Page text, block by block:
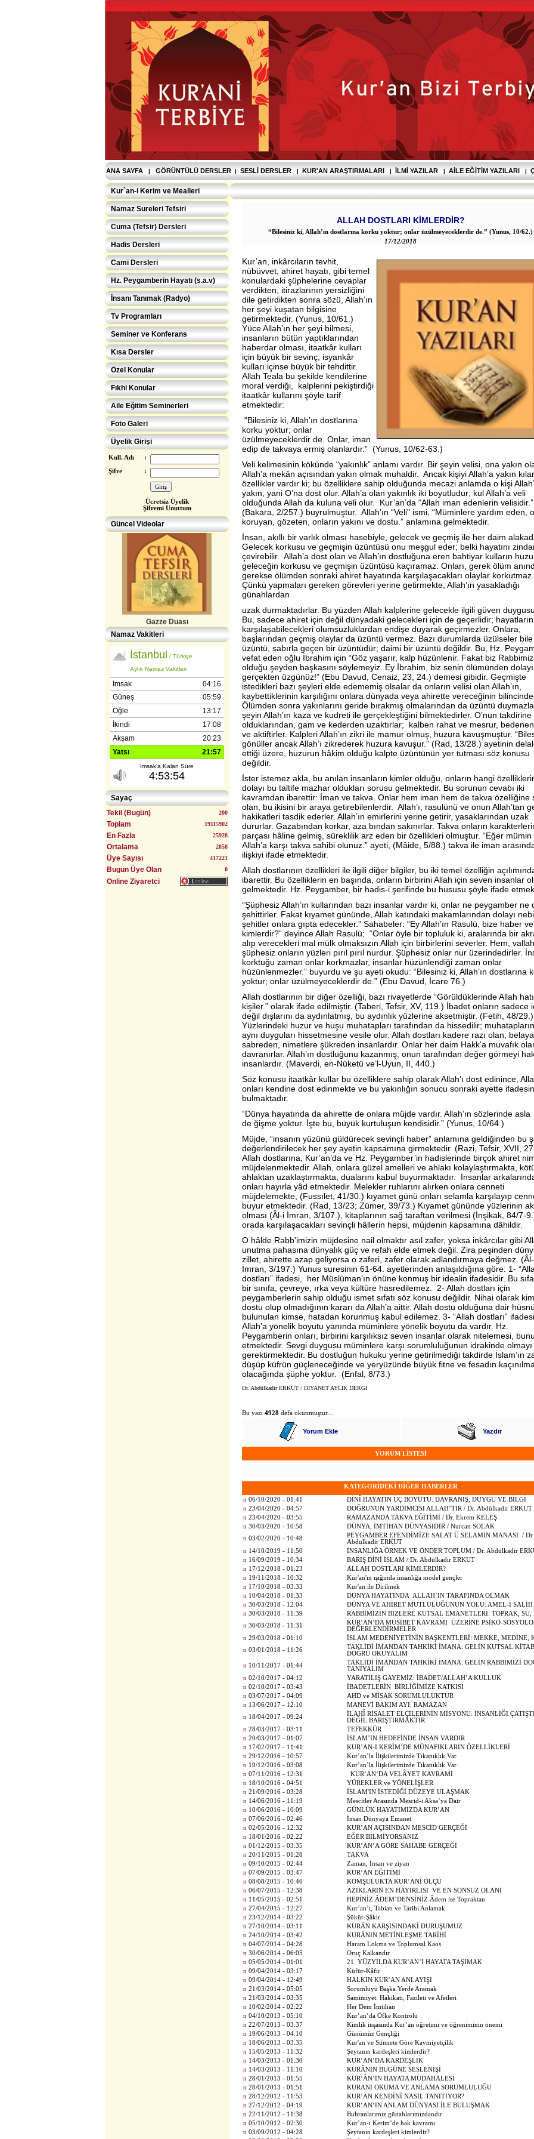
ANA SAYFA| GÖRÜNTÜLÜ DERSLER| SESLI DERSLER | KUR'AN ARAŞTIRMALARI | İLMI YAZILAR | AILE EĞITIM YAZILARI |
Kur`an-i Kerim ve Mealleri
Namaz Sureleri Tefsiri
Cuma (Tefsir) Dersleri
Hadis Dersleri
Cami Dersleri
Hz. Peygamberin Hayatı (s.a.v)
İnsanı Tanımak (Radyo)
Tv Programları
Seminer ve Konferans
Kısa Dersler
Özel Konular
Fıkhi Konular
Aile Eğitim Seminerleri
Foto Galeri
Üyelik Girişi
Kull. Adı :
Şifre :
Ücretsiz Üyelik
Şifremi Unuttum
Güncel Videolar
Eğitimcilere ÖZEL
Gazze Duası
Gençlerle İletişim (Günışığı-
Reşitpaşa​) Abdülhamit Kahraman
Uyumlu Evlilik Yöntemi (Bulgurlu)
Namaz Vakitleri
Sayaç
Tekil (Bugün)
200
Toplam 19115902
En Fazla 25928
Ortalama 2858
Üye Sayısı 417221
Bugün Üye Olan 0
Online Ziyaretci
ALLAH DOSTLARI KİMLERDİR?
“Bilesiniz ki, Allah’ın dostlarına korku yoktur; onlar üzülmeyeceklerdir de.” (Yunus, 10/62.)
17/12/2018
Kur’an, inkârcıların tevhit,
nübüvvet, ahiret hayatı, gibi temel
konulardaki şüphelerine cevaplar
verdikten, itirazlarının yersizliğini
dile getirdikten sonra sözü, Allah’ın
her şeyi kuşatan bilgisine
getirmektedir. (Yunus, 10/61.)
Yüce Allah’ın her şeyi bilmesi,
insanların bütün yaptıklarından
haberdar olması, itaatkâr kulları
için büyük bir sevinç, isyankâr
kulları içinse büyük bir tehdittir.
Allah Teala bu şekilde kendilerine
moral verdiği, kalplerini pekiştirdiği
itaatkâr kullarını şöyle tarif
etmektedir:
“Bilesiniz ki, Allah’ın dostlarına
korku yoktur; onlar
üzülmeyeceklerdir de. Onlar, iman
edip de takvaya ermiş olanlardır.” (Yunus, 10/62-63.)
Veli kelimesinin kökünde “yakınlık” anlamı vardır. Bir şeyin velisi, ona yakın
Allah’a mekân açısından yakın olmak muhaldir. Ancak kişiyi Allah’a yakın
özellikler vardır ki; bu özelliklere sahip olduğunda mecazi anlamda o kişi
yakın, yani O’na dost olur. Allah’a olan yakınlık iki boyutludur; kul Allah’a veli
olduğunda Allah da kuluna veli olur. Kur’an’da “Allah iman edenlerin velisidir.”
(Bakara, 2/257.) buyrulmuştur. Allah’ın “Veli” ismi, “Müminlere yardım eden,
koruyan, gözeten, onların yakını ve dostu.” anlamına gelmektedir.
İnsan, akıllı bir varlık olması hasebiyle, gelecek ve geçmiş ile her daim
Gelecek korkusu ve geçmişin üzüntüsü onu meşgul eder; belki hayatını
çevirebilir. Allah’a dost olan ve Allah’ın dostluğuna eren bahtiyar kulların
geleceğin korkusu ve geçmişin üzüntüsü kaçıramaz. Onları, gerek ölüm
gerekse ölümden sonraki ahiret hayatında karşılaşacakları olaylar korkutmaz.
Çünkü yapmaları gereken görevleri yerine getirmekte, Allah’ın yasakladığı
günahlardan
uzak durmaktadırlar. Bu yüzden Allah kalplerine gelecekle ilgili güven
Bu, sadece ahiret için değil dünyadaki gelecekleri için de geçerlidir;
karşılaşabilecekleri olumsuzluklardan endişe duyarak geçirmezler. Onlara,
başlarından geçmiş olaylar da üzüntü vermez. Bazı durumlarda üzülseler
üzüntü, sabırla geçen bir üzüntüdür; daimi bir üzüntü değildir. Bu, Hz.
vefat eden oğlu İbrahim için “Göz yaşarır, kalp hüzünlenir. Fakat biz
olduğu şeyden başkasını söylemeyiz. Ey İbrahim, biz senin ölümünden dolayı
gerçekten üzgünüz!” (Ebu Davud, Cenaiz, 23, 24.) demesi gibidir. Geçmişte
istedikleri bazı şeyleri elde edememiş olsalar da onların velisi olan Allah’ın,
kaybettiklerinin karşılığını onlara dünyada veya ahirette vereceğinin
Ölümden sonra yakınlarını geride bırakmış olmalarından da üzüntü
şeyin Allah’ın kaza ve kudreti ile gerçekleştiğini bilmektedirler. O’nun takdirine
olduklarından, gam ve kederden uzaktırlar; kalben rahat ve mesrur, bedenen
ve aktiftirler. Kalpleri Allah’ın zikri ile mamur olmuş, huzura kavuşmuştur.
gönüller ancak Allah’ı zikrederek huzura kavuşur.” (Rad, 13/28.) ayetinin
ettiği üzere, huzurun hâkim olduğu kalpte üzüntünün yer tutması söz konusu
değildir.
İster istemez akla, bu anılan insanların kimler olduğu, onların hangi
dolayı bu taltife mazhar oldukları sorusu gelmektedir. Bu sorunun cevabı iki
kavramdan ibarettir: İman ve takva. Onlar hem iman hem de takva özelliğine
olan, bu ikisini bir araya getirebilenlerdir. Allah’ı, rasulünü ve onun Allah’tan
hakikatleri tasdik ederler. Allah’ın emirlerini yerine getirir, yasaklarından uzak
dururlar. Gazabından korkar, aza bından sakınırlar. Takva onların
parçası hâline gelmiş, süreklilik arz eden bir özellikleri olmuştur. “Eğer mümin
Allah’a karşı takva sahibi olunuz.” ayeti, (Mâide, 5/88.) takva ile iman
ilişkiyi ifade etmektedir.
Allah dostlarının özellikleri ile ilgili diğer bilgiler, bu iki temel özelliğin
ibarettir. Bu özelliklerin en başında, onların birbirini Allah için seven insanlar
gelmektedir. Hz. Peygamber, bir hadis-i şerifinde bu hususu şöyle ifade
“Şüphesiz Allah’ın kullarından bazı insanlar vardır ki, onlar ne peygamber ne
şehittirler. Fakat kıyamet gününde, Allah katındaki makamlarından dolayı
şehitler onlara gıpta edecekler.” Sahabeler: “Ey Allah’ın Rasulü, bize haber
kimlerdir?” deyince Allah Rasulü; “Onlar öyle bir topluluk ki, aralarında bir
alıp verecekleri mal mülk olmaksızın Allah için birbirlerini severler. Hem,
şüphesiz onların yüzleri pırıl pırıl nurdur. Şüphesiz onlar nur üzerindedirler.
korktuğu zaman onlar korkmazlar, insanlar hüzünlendiği zaman onlar
hüzünlenmezler.” buyurdu ve şu ayeti okudu: “Bilesiniz ki, Allah’ın dostlarına
yoktur; onlar üzülmeyeceklerdir de.” (Ebu Davud, İcare 76.)
Allah dostlarının bir diğer özelliği, bazı rivayetlerde “Görüldüklerinde Allah
kişiler.” olarak ifade edilmiştir. (Taberi, Tefsir, XV, 119.) İbadet onların sadece
değil dışlarını da aydınlatmış, bu aydınlık yüzlerine aksetmiştir. (Fetih, 48/29.)
Yüzlerindeki huzur ve huşu muhatapları tarafından da hissedilir;
aynı duyguları hissetmesine vesile olur. Allah dostları kadere razı olan, belaya
sabreden, nimetlere şükreden insanlardır. Onlar her daim Hakk’a muvafık
davranırlar. Allah’ın dostluğunu kazanmış, onun tarafından değer görmeyi
insanlardır. (Maverdi, en-Nüketü ve’l-Uyun, II, 440.)
Söz konusu itaatkâr kullar bu özelliklere sahip olarak Allah’ı dost edinince,
onları kendine dost edinmekte ve bu yakınlığın sonucu sonraki ayette
bulmaktadır.
“Dünya hayatında da ahirette de onlara müjde vardır. Allah’ın sözlerinde asla
de ğişme yoktur. İşte bu, büyük kurtuluşun kendisidir.” (Yunus, 10/64.)
Müjde, “insanın yüzünü güldürecek sevinçli haber” anlamına geldiğinden bu
değerlendirilecek her şey ayetin kapsamına girmektedir. (Razi, Tefsir, XVII,
Allah dostlarına, Kur’an’da ve Hz. Peygamber’in hadislerinde birçok ahiret
müjdelenmektedir. Allah, onlara güzel amelleri ve ahlakı kolaylaştırmakta,
ahlaktan uzaklaştırmakta, dualarını kabul buyurmaktadır. İnsanlar
onları hayırla yâd etmektedir. Melekler ruhlarını alırken onlara cenneti
müjdelemekte, (Fussılet, 41/30.) kıyamet günü onları selamla karşılayıp
buyur etmektedir. (Rad, 13/23; Zümer, 39/73.) Kıyamet gününde yüzlerinin ak
olması (Âl-i İmran, 3/107.), kitaplarının sağ taraftan verilmesi (İnşikak, 84/7-
orada karşılaşacakları sevinçli hâllerin hepsi, müjdenin kapsamına dâhildir.
O hâlde Rabb'imizin müjdesine nail olmaktır asıl zafer, yoksa inkârcılar gibi
unutma pahasına dünyalık güç ve refah elde etmek değil. Zira peşinden
zillet, ahirette azap geliyorsa o zaferi, zafer olarak adlandırmaya değmez.
İmran, 3/197.) Yunus suresinin 61-64. ayetlerinden anlaşıldığına göre: 1-
dostları” ifadesi, her Müslüman’ın önüne konmuş bir idealin ifadesidir. Bu
bir sınıfa, çevreye, ırka veya kültüre hasredilemez. 2- Allah dostları için
peygamberlerin sahip olduğu ismet sıfatı söz konusu değildir. Nihai olarak
dostu olup olmadığının kararı da Allah’a aittir. Allah dostu olduğuna dair
bulunulan kimse, hatadan korunmuş kabul edilemez. 3- “Allah dostları”
Allah’a yönelik boyutu yanında müminlere yönelik boyutu da vardır. Hz.
Peygamberin onları, birbirini karşılıksız seven insanlar olarak nitelemesi,
etmektedir. Sevgi duygusu müminlere karşı sorumluluğunun idrakinde olmayı
gerektirmektedir. Bu dostluğun hukuku yerine getirilmediği takdirde İslam’ın
düşüp küfrün güçleneceğinde ve yeryüzünde büyük fitne ve fesadın
olacağında şüphe yoktur. (Enfal, 8/73.)
Dr. Abdülkadir ERKUT / DİYANET AYLIK DERGİ
Bu yazı 4928defa okunmuştur...
Yorum Ekle Yazdır
YORUM LİSTESİ
KATEGORİDEKİ DİĞER HABERLER
n 06/10/2020 - 01:41
DİNÎ HAYATIN ÜÇ BOYUTU: DAVRANIŞ, DUYGU VE BİLGİ
n 23/04/2020 - 04:57
DOĞRUNUN YARDIMCISI ALLAH’TIR / Dr. Abdülkadir ERKUT
n 23/04/2020 - 03:55
RAMAZANDA TAKVA EĞİTİMİ / Dr. Ekrem KELEŞ
n 30/03/2020 - 10:58
DÜNYA, İMTİHAN DÜNYASIDIR / Nurcan SOLAK
n 03/02/2020 - 10:48
PEYGAMBER EFENDİMİZE SALAT Ü SELAMIN MANASI / Dr.
Abdülkadir ERKUT
n 14/10/2019 - 11:50
İNSANLIĞA ÖRNEK VE ÖNDER TOPLUM / Dr. Abdülkadir
n 16/09/2019 - 10:34
BARIŞ DİNİ İSLAM / Dr. Abdülkadir ERKUT
n 17/12/2018 - 01:23
ALLAH DOSTLARI KİMLERDİR?
n 19/11/2018 - 10:32
Kur'an'ın ışığında insanlığa model gençler
n 17/10/2018 - 03:33
Kur'an ile Dirilmek
n 10/04/2018 - 01:33
DÜNYA HAYATINDA ALLAH’IN TARAFINDA OLMAK
n 30/03/2018 - 12:04
DÜNYA VE AHİRET MUTLULUĞUNUN YOLU: AMEL-İ SALİH
n 30/03/2018 - 11:39
RABBİMİZİN BİZLERE KUTSAL EMANETLERİ: TOPRAK, SU,
n 30/03/2018 - 11:31
KUR’AN’DA MUSİBET KAVRAMI ÜZERİNE PSİKO-
DEĞERLENDİRMELER
n 29/03/2018 - 01:10
İSLAM MEDENİYETİNİN BAŞKENTLERİ: MEKKE, MEDİNE,
n 03/01/2018 - 11:26
TAKLİDİ İMANDAN TAHKİKİ İMANA; GELİN KUTSAL
DOĞRU OKUYALIM
n 10/11/2017 - 01:44
TAKLİDİ İMANDAN TAHKİKİ İMANA: GELİN RABBİMİZİ
TANIYALIM
n 02/10/2017 - 04:12
YARATILIŞ GAYEMİZ: İBADET/ALLAH’A KULLUK
n 02/10/2017 - 03:43
İBADETLERİN BİRLİĞİMİZE KATKISI
n 03/07/2017 - 04:09
AHD ve MİSAK SORUMLULUKTUR
n 13/06/2017 - 12:10
MANEVİ BAKIM AYI: RAMAZAN
n 18/04/2017 - 09:24
İLAHÎ RİSALET ELÇİLERİNİN MİSYONU: İNSANLIĞI
DEĞİL BARIŞTIRMAKTIR
n 28/03/2017 - 03:11
TEFEKKÜR
n 20/03/2017 - 01:07
İSLAM’IN HEDEFİNDE İNSAN VARDIR
n 17/02/2017 - 11:41
KUR’AN-I KERİM’DE MÜNAFIKLARIN ÖZELLİKLERİ
n 29/12/2016 - 10:57
Kur’an’la İlişkilerimizde Tıkanıklık Var
n 19/12/2016 - 03:08
Kur’an’la İlişkilerimizde Tıkanıklık Var
n 07/11/2016 - 12:31
KUR’AN’DA VELÂYET KAVRAMI
n 18/10/2016 - 04:51
YÜREKLER ve YÖNELİŞLER
n 21/09/2016 - 03:28
İSLAM'IN İSTEDİĞİ DÜZEYE ULAŞMAK
n 14/06/2016 - 11:19
Mescitler Arasında Mescid-i Aksa’ya Dair
n 10/06/2016 - 10:09
GÜNLÜK HAYATIMIZDA KUR’AN
n 07/06/2016 - 02:46
İnsan Dünyaya Emanet
n 02/05/2016 - 12:32
KUR’AN AÇISINDAN MESCİD GERÇEĞİ
n 18/01/2016 - 02:22
EĞER BİLMİYORSANIZ
n 01/12/2015 - 03:35
KUR’AN’A GÖRE SAHABE GERÇEĞİ
n 20/11/2015 - 01:28
TAKVA
n 09/10/2015 - 02:44
Zaman, İnsan ve ziyan
n 07/09/2015 - 03:47
KUR’AN EĞİTİMİ
n 08/08/2015 - 10:46
KOMŞULUKTA KUR’ANİ ÖLÇÜ
n 06/07/2015 - 12:38
AZIKLARIN EN HAYIRLISI VE EN SONSUZ OLANI
n 11/05/2015 - 02:51
HEPİNİZ ÂDEM’DENSİNİZ Âdem ise Topraktan
n 27/04/2015 - 12:27
Kur’an’ı, Tabiatı ve Tarihi Anlamak
n 23/12/2014 - 03:22
Şükür-Şâkir
n 27/10/2014 - 03:11
KURÂN KARŞISINDAKİ DURUŞUMUZ
n 24/10/2014 - 03:42
KURÂNIN METİNLEŞME TARİHİ
n 04/07/2014 - 04:28
Haram Lokma ve Toplumsal Kaos
n 30/06/2014 - 06:05
Oruç Kalkandır
n 05/05/2014 - 01:01
21. YÜZYILDA KUR’AN’I HAYATA TAŞIMAK
n 09/04/2014 - 03:17
Küfür-Kâfir
n 09/04/2014 - 12:49
HALKIN KUR’AN ANLAYIŞI
n 21/03/2014 - 05:05
Sorumluyu Başka Yerde Aramak
n 21/03/2014 - 03:35
Samimiyet: Hakikati, Fazileti ve Afetleri
n 10/02/2014 - 02:22
Her Dem İmtihan
n 04/10/2013 - 05:10
Kur’an’da Öfke Kontrolü
n 22/07/2013 - 03:37
Kimlik inşasında Kur’an öğretimi ve öğreniminin önemi
n 19/06/2013 - 04:10
Günümüz Gençliği
n 18/06/2013 - 03:35
Kur'an ve Sünnete Göre Kavmiyetçilik
n 15/05/2013 - 11:32
Şeytanın kardeşleri kimlerdir?
n 14/03/2013 - 01:30
KUR’AN’DA KARDEŞLİK
n 14/03/2013 - 11:10
KURÂNIN BUGÜNE SESLENİŞİ
n 28/01/2013 - 01:55
KUR’ÂN’IN HAYATA MÜDAHALESİ
n 28/01/2013 - 01:51
KURANI OKUMA VE ANLAMA SORUMLULUĞU
n 28/12/2012 - 11:53
KUR’AN KENDİNİ NASIL TANITIYOR?
n 27/12/2012 - 04:19
KUR‘AN‘IN ANLAM DÜNYASI İLE BULUŞMAK
n 22/11/2012 - 11:38
Buhranlarımız günahlarımızdandır
n 05/10/2012 - 02:30
Kur’an-ı Kerim’de hak kavramı
n 03/09/2012 - 04:28
Şeytanın kardeşleri kimlerdir?